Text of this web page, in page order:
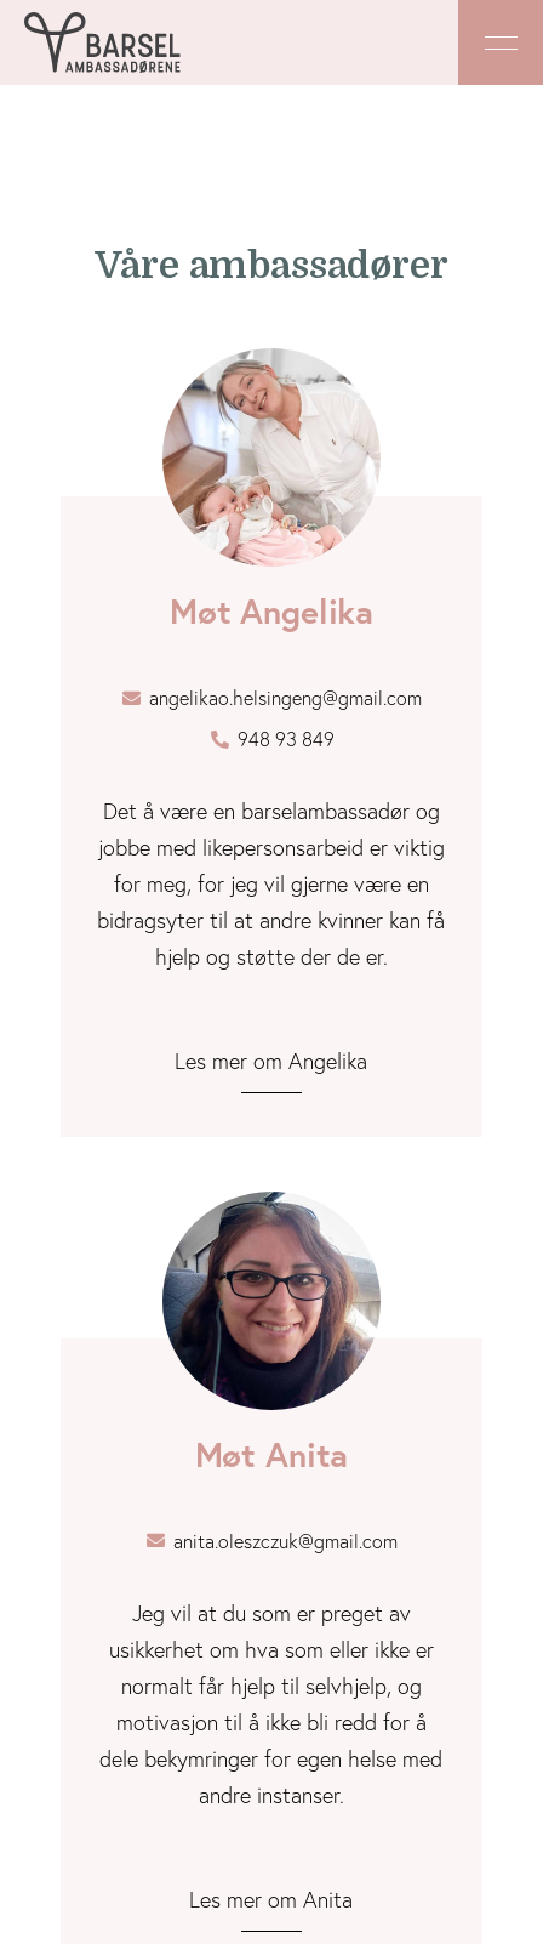
Våre ambassadører
Møt Angelika
angelikao.helsingeng@gmail.com
948 93 849
Det å være en barselambassadør og
jobbe med likepersonsarbeid er viktig
for meg, for jeg vil gjerne være en
bidragsyter til at andre kvinner kan få
hjelp og støtte der de er.
Les mer om Angelika
Møt Anita
anita.oleszczuk@gmail.com
Jeg vil at du som er preget av
usikkerhet om hva som eller ikke er
normalt får hjelp til selvhjelp, og
motivasjon til å ikke bli redd for å
dele bekymringer for egen helse med
andre instanser.
Les mer om Anita